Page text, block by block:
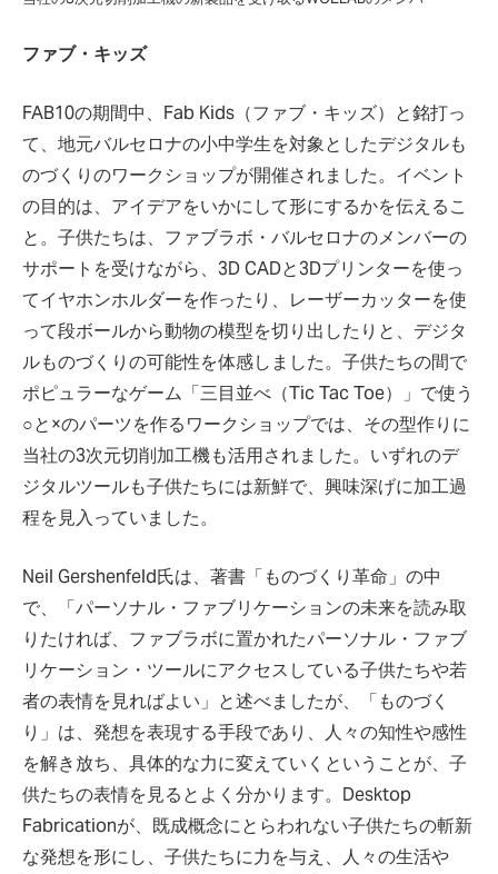
ファブ・キッズ
FAB10の期間中、Fab Kids（ファブ・キッズ）と銘打っ
て、地元バルセロナの小中学生を対象としたデジタルも
のづくりのワークショップが開催されました。イベント
の目的は、アイデアをいかにして形にするかを伝えるこ
と。子供たちは、ファブラボ・バルセロナのメンバーの
サポートを受けながら、3D CADと3Dプリンターを使っ
てイヤホンホルダーを作ったり、レーザーカッターを使
って段ボールから動物の模型を切り出したりと、デジタ
ルものづくりの可能性を体感しました。子供たちの間で
ポピュラーなゲーム「三目並べ（Tic Tac Toe）」で使う
○と×のパーツを作るワークショップでは、その型作りに
当社の3次元切削加工機も活用されました。いずれのデ
ジタルツールも子供たちには新鮮で、興味深げに加工過
程を見入っていました。
Neil Gershenfeld氏は、著書「ものづくり革命」の中
で、「パーソナル・ファブリケーションの未来を読み取
りたければ、ファブラボに置かれたパーソナル・ファブ
リケーション・ツールにアクセスしている子供たちや若
者の表情を見ればよい」と述べましたが、「ものづく
り」は、発想を表現する手段であり、人々の知性や感性
を解き放ち、具体的な力に変えていくということが、子
供たちの表情を見るとよく分かります。Desktop
Fabricationが、既成概念にとらわれない子供たちの斬新
な発想を形にし、子供たちに力を与え、人々の生活や